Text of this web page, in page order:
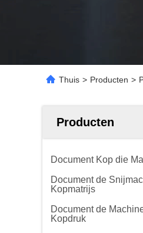
Thuis > Producten >
Producten
Document Kop die
Document de
Kopmatrijs
Document de
Kopdruk